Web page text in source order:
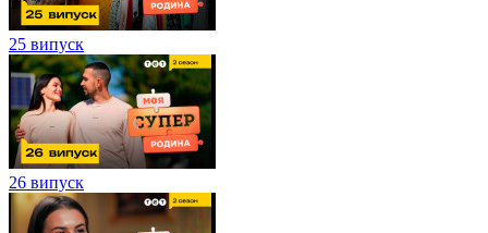
25 випуск
26 випуск